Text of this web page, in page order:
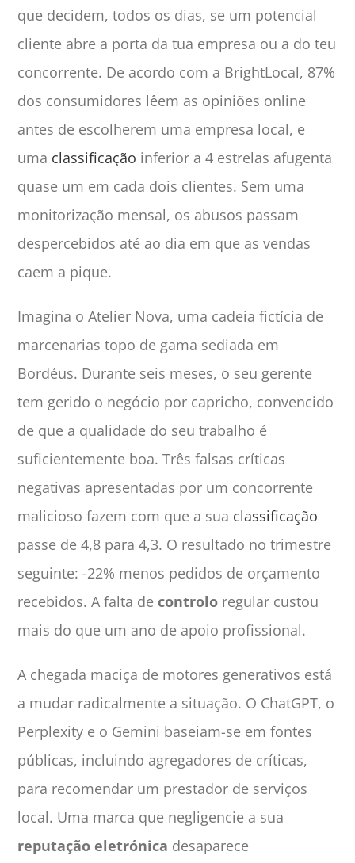
que decidem, todos os dias, se um potencial
cliente abre a porta da tua empresa ou a do teu
concorrente. De acordo com a BrightLocal, 87%
dos consumidores lêem as opiniões online
antes de escolherem uma empresa local, e
uma classificação inferior a 4 estrelas afugenta
quase um em cada dois clientes. Sem uma
monitorização mensal, os abusos passam
despercebidos até ao dia em que as vendas
caem a pique.
Imagina o Atelier Nova, uma cadeia fictícia de
marcenarias topo de gama sediada em
Bordéus. Durante seis meses, o seu gerente
tem gerido o negócio por capricho, convencido
de que a qualidade do seu trabalho é
suficientemente boa. Três falsas críticas
negativas apresentadas por um concorrente
malicioso fazem com que a sua classificação
passe de 4,8 para 4,3. O resultado no trimestre
seguinte: -22% menos pedidos de orçamento
recebidos. A falta de controlo regular custou
mais do que um ano de apoio profissional.
A chegada maciça de motores generativos está
a mudar radicalmente a situação. O ChatGPT, o
Perplexity e o Gemini baseiam-se em fontes
públicas, incluindo agregadores de críticas,
para recomendar um prestador de serviços
local. Uma marca que negligencie a sua
reputação eletrónica desaparece